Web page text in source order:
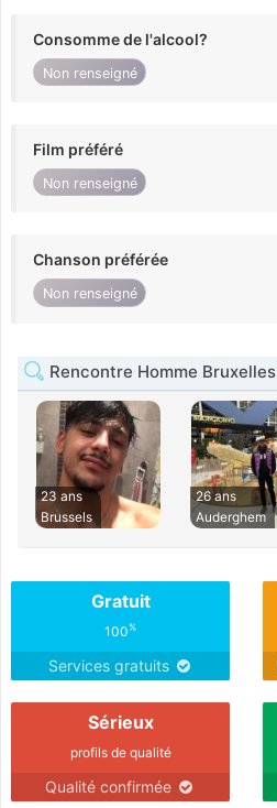
Consomme de l'alcool?
Non renseigné
Film préféré
Non renseigné
Chanson préférée
Non renseigné
Rencontre Homme Bruxelles
23 ans
Brussels
26 ans
Auderghem
Gratuit
100%
Services gratuits
Sérieux
profils de qualité
Qualité confirmée